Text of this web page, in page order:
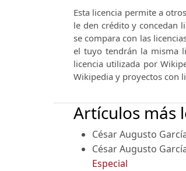
Esta licencia permite a
le den crédito y concedan
se compara con las
el tuyo tendrán la misma
licencia utilizada por
Wikipedia y proyectos con
Artículos más
César Augusto
César Augusto
Especial